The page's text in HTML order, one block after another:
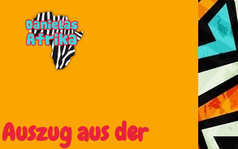
aus der